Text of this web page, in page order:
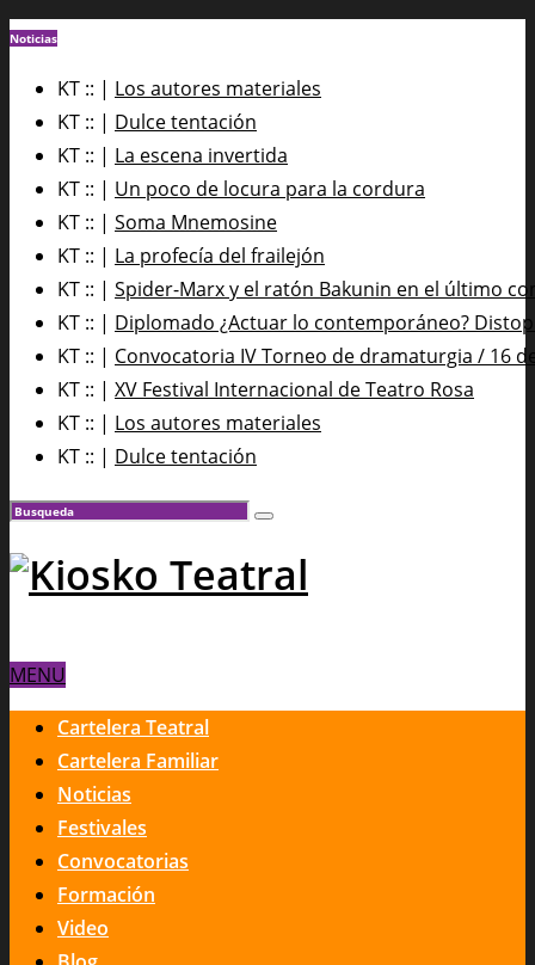
Noticias
KT :: | Los autores materiales
KT :: | Dulce tentación
KT :: | La escena invertida
KT :: | Un poco de locura para la cordura
KT :: | Soma Mnemosine
KT :: | La profecía del frailejón
KT :: | Spider-Marx y el ratón Bakunin en el último
KT :: | Diplomado ¿Actuar lo contemporáneo?
KT :: | Convocatoria IV Torneo de dramaturgia / 16
KT :: | XV Festival Internacional de Teatro Rosa
KT :: | Los autores materiales
KT :: | Dulce tentación
MENU
Cartelera Teatral
Cartelera Familiar
Noticias
Festivales
Convocatorias
Formación
Video